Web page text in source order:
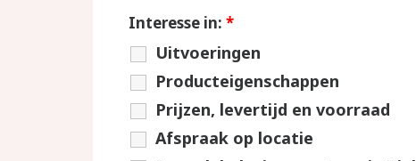
Interesse in: *
Uitvoeringen
Producteigenschappen
Prijzen, levertijd en voorraad
Afspraak op locatie